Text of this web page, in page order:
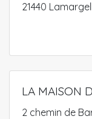
21440
LA MAISON
2 chemin de